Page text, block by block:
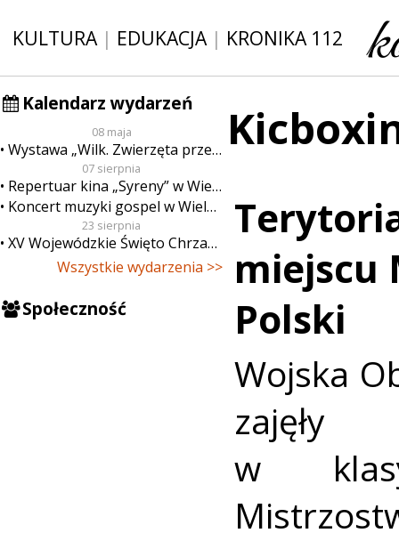
KULTURA| EDUKACJA| KRONIKA 112
Kalendarz wydarzeń
08 maja
Wystawa „Wilk. Zwierzęta przeklęte”
07 sierpnia
Repertuar kina „Syreny” w Wieluniu w dn. od 7 do 13 sierpnia
Koncert muzyki gospel w Wieluniu
23 sierpnia
XV Wojewódzkie Święto Chrzanu
Wszystkie wydarzenia >>
Społeczność
miejscu
Polski
Wojska
zajęły
w